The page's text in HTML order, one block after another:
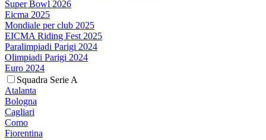
Super Bowl 2026
Eicma 2025
Mondiale per club 2025
EICMA Riding Fest 2025
Paralimpiadi Parigi 2024
Olimpiadi Parigi 2024
Euro 2024
Squadra Serie A
Atalanta
Bologna
Cagliari
Como
Fiorentina